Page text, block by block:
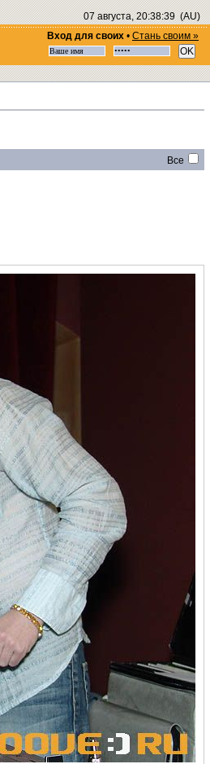
07 августа, 20:38:40(AU)
Вход для своих • Стань своим »
Все